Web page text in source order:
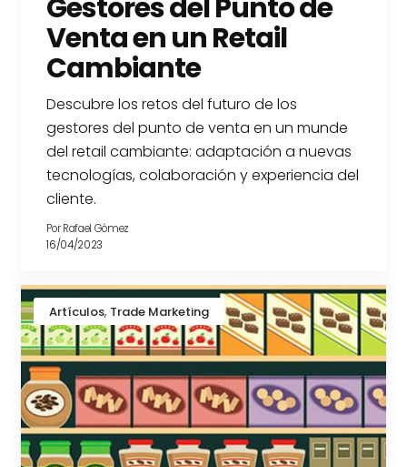
Gestores del Punto de
Venta en un Retail
Cambiante
Descubre los retos del futuro de los
gestores del punto de venta en un munde
del retail cambiante: adaptación a nuevas
tecnologías, colaboración y experiencia del
cliente.
PorRafael Gómez
16/04/2023
Artículos, Trade Marketing